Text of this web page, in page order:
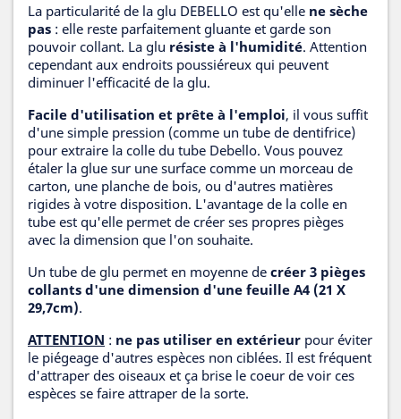
La particularité de la glu DEBELLO est qu'elle ne sèche
pas : elle reste parfaitement gluante et garde son
pouvoir collant. La glu résiste à l'humidité. Attention
cependant aux endroits poussiéreux qui peuvent
diminuer l'efficacité de la glu.
Facile d'utilisation et prête à l'emploi, il vous suffit
d'une simple pression (comme un tube de dentifrice)
pour extraire la colle du tube Debello. Vous pouvez
étaler la glue sur une surface comme un morceau de
carton, une planche de bois, ou d'autres matières
rigides à votre disposition. L'avantage de la colle en
tube est qu'elle permet de créer ses propres pièges
avec la dimension que l'on souhaite.
Un tube de glu permet en moyenne de créer 3 pièges
collants d'une dimension d'une feuille A4 (21 X
29,7cm).
ATTENTION : ne pas utiliser en extérieur pour éviter
le piégeage d'autres espèces non ciblées. Il est fréquent
d'attraper des oiseaux et ça brise le coeur de voir ces
espèces se faire attraper de la sorte.